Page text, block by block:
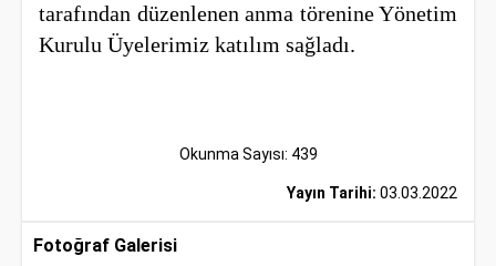
tarafından düzenlenen anma törenine Yönetim
Kurulu Üyelerimiz katılım sağladı.
Okunma Sayısı: 439
Yayın Tarihi: 03.03.2022
Fotoğraf Galerisi